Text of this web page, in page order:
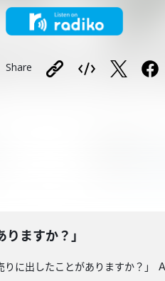
Share
ますか？」
りに出したことがありますか？